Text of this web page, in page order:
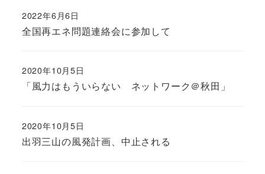
全国再エネ問題連絡会に参加して
2022年6月6日
「風力はもういらない ネットワーク＠秋田」
2020年10月5日
出羽三山の風発計画、中止される
2020年10月5日